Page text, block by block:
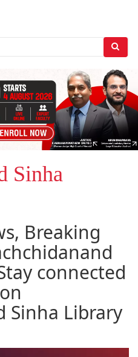
Sinha
Breaking
connected
Sinha Library